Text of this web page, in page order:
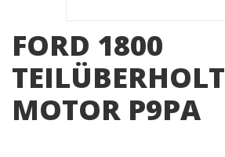
FORD 1800
TEILÜBERHOLT
MOTOR P9PA